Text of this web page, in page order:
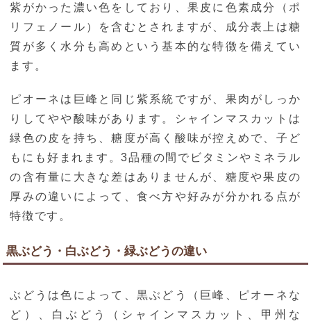
紫がかった濃い色をしており、果皮に色素成分（ポ
リフェノール）を含むとされますが、成分表上は糖
質が多く水分も高めという基本的な特徴を備えてい
ます。
ピオーネは巨峰と同じ紫系統ですが、果肉がしっか
りしてやや酸味があります。シャインマスカットは
緑色の皮を持ち、糖度が高く酸味が控えめで、子ど
もにも好まれます。3品種の間でビタミンやミネラル
の含有量に大きな差はありませんが、糖度や果皮の
厚みの違いによって、食べ方や好みが分かれる点が
特徴です。
黒ぶどう・白ぶどう・緑ぶどうの違い
ぶどうは色によって、黒ぶどう（巨峰、ピオーネな
ど）、白ぶどう（シャインマスカット、甲州な